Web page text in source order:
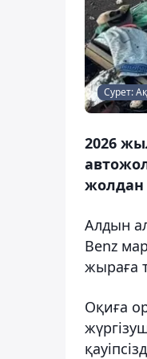
Сурет:
2026
жолдан
Алдын
Benz
жыраға
Оқиға